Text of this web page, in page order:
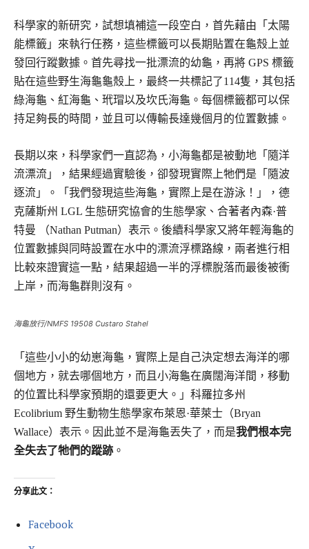
科學家的新研究，試想填補這一段空白，首先藉由「太陽
能標籤」來執行任務，這些標籤可以長期貼置在龜殼上並
發回行蹤數據。首先尋找一批漂流的幼龜，再將 GPS 標籤
貼在這些野生海龜龜殼上，最終一共標記了114隻，其包括
綠海龜、紅海龜、玳瑁以及坎氏海龜。每個標籤都可以保
持足夠長的時間，並且可以傳輸長達幾個月的位置數據。
長期以來，科學家們一直認為，小海龜都是被動地「隨洋
流漂流」，結果經過實驗後，卻發現實際上牠們是「隨波
逐流」。「我們發現這些海龜，實際上是在游泳！」，德
克薩斯州 LGL 生態研究協會的生態學家、合著者內森·普
特曼 （Nathan Putman）表示。後續科學家又將年輕海龜的
位置數據與同時設置在水中的漂流浮標路線，兩者進行相
比較來證實這一點，結果超過一半的浮標脫落而最後被衝
上岸，而海龜群則沒有。
海龜放行/NMFS 19508 Custaro Stahel
「這些小小的幼崽海龜，實際上是自己決定想去海洋的哪
個地方，就去哪個地方，而且小海龜在廣闊海洋間，移動
的位置比科學家預期的還要更大。」科羅拉多州
Ecolibrium 野生動物生態學家布萊恩·華萊士（Bryan
Wallace）表示。因此並不是海龜丟失了，而是我們根本完
全失去了牠們的蹤跡 。
分享此文：
Facebook